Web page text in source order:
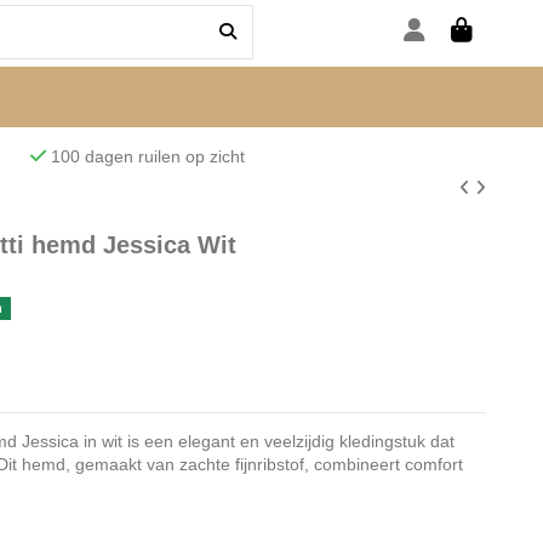
100 dagen ruilen op zicht
hemd Jessica Wit
Jessica in wit is een elegant en veelzijdig kledingstuk dat
hemd, gemaakt van zachte fijnribstof, combineert comfort